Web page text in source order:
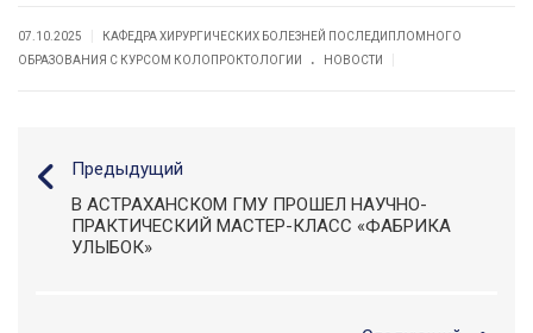
07.10.2025
КАФЕДРА ХИРУРГИЧЕСКИХ БОЛЕЗНЕЙ ПОСЛЕДИПЛОМНОГО
ОБРАЗОВАНИЯ С КУРСОМ КОЛОПРОКТОЛОГИИ
. НОВОСТИ
Предыдущий
В АСТРАХАНСКОМ ГМУ ПРОШЕЛ НАУЧНО-
ПРАКТИЧЕСКИЙ МАСТЕР-КЛАСС «ФАБРИКА
УЛЫБОК»